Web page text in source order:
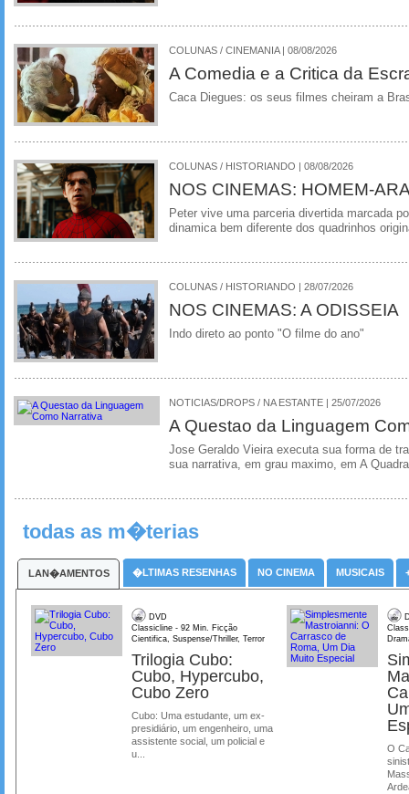
COLUNAS / CINEMANIA | 08/08/2026
A Comedia e a Critica da
Caca Diegues: os seus filmes cheiram a
COLUNAS / HISTORIANDO | 08/08/2026
NOS CINEMAS: HOMEM-
Peter vive uma parceria divertida marcada
dinamica bem diferente dos quadrinhos
COLUNAS / HISTORIANDO | 28/07/2026
NOS CINEMAS: A ODISSEIA
Indo direto ao ponto "O filme do ano"
NOTICIAS/DROPS / NA ESTANTE | 25/07/2026
A Questao da Linguagem
Jose Geraldo Vieira executa sua forma de
sua narrativa, em grau maximo, em A
todas as m�terias
LAN�AMENTOS �LTIMAS RESENHAS NO CINEMA MUSICAIS
DVD
Classicline - 92 Min. Ficção
Cientifica, Suspense/Thriller, Terror
Trilogia Cubo:
Cubo, Hypercubo,
Cubo Zero
Cubo: Uma estudante, um ex-
presidiário, um engenheiro, uma
assistente social, um policial e
u...
O